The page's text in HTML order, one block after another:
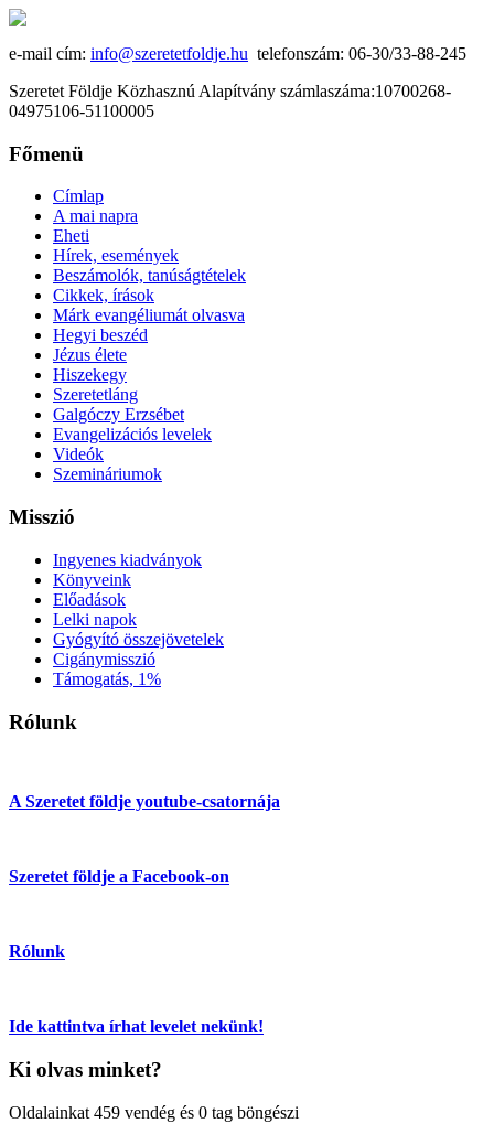
e-mail cím: info@szeretetfoldje.hu telefonszám: 06-30/33-88-245
Szeretet Földje Közhasznú Alapítvány számlaszáma:10700268-
04975106-51100005
Főmenü
Címlap
A mai napra
Eheti
Hírek, események
Beszámolók, tanúságtételek
Cikkek, írások
Márk evangéliumát olvasva
Hegyi beszéd
Jézus élete
Hiszekegy
Szeretetláng
Galgóczy Erzsébet
Evangelizációs levelek
Videók
Szemináriumok
Misszió
Ingyenes kiadványok
Könyveink
Előadások
Lelki napok
Gyógyító összejövetelek
Cigánymisszió
Támogatás, 1%
Rólunk
A Szeretet földje youtube-csatornája
Szeretet földje a Facebook-on
Rólunk
Ide kattintva írhat levelet nekünk!
Ki olvas minket?
Oldalainkat 459 vendég és 0 tag böngészi